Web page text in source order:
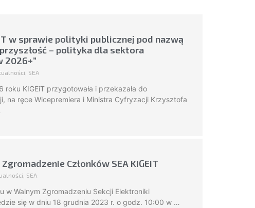
w sprawie polityki publicznej pod nazwą
– polityka dla sektora
2026+”
SEA
roku KIGEiT przygotowała i przekazała do
na ręce Wicepremiera i Ministra Cyfryzacji Krzysztofa
Członków SEA KIGEiT
SEA
w Walnym Zgromadzeniu Sekcji Elektroniki
się w dniu 18 grudnia 2023 r. o godz. 10:00 w …